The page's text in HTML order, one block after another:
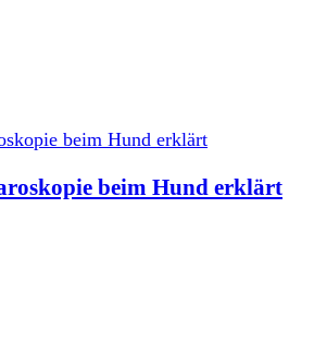
beim Hund erklärt